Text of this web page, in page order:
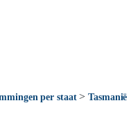
per staat>Tasmanië